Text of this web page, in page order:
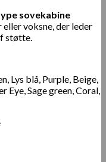
sovekabine
voksne, der leder
støtte.
Lys blå, Purple, Beige,
Eye, Sage green, Coral,